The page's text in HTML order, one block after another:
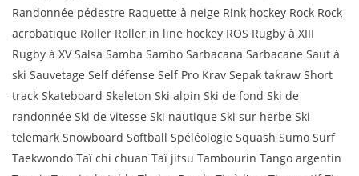
Randonnée pédestre Raquette à neige Rink hockey Rock Rock
acrobatique Roller Roller in line hockey ROS Rugby à XIII
Rugby à XV Salsa Samba Sambo Sarbacana Sarbacane Saut à
ski Sauvetage Self défense Self Pro Krav Sepak takraw Short
track Skateboard Skeleton Ski alpin Ski de fond Ski de
randonnée Ski de vitesse Ski nautique Ski sur herbe Ski
telemark Snowboard Softball Spéléologie Squash Sumo Surf
Taekwondo Taï chi chuan Taï jitsu Tambourin Tango argentin